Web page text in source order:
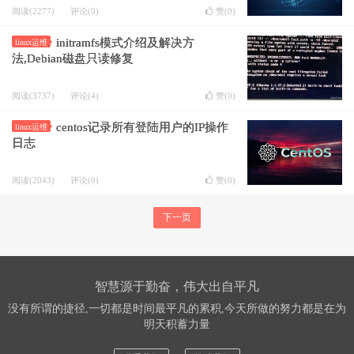
阅读(2277) 评论(0) 赞(0)
linux运维
initramfs模式介绍及解决方
法,Debian磁盘只读修复
阅读(3737) 评论(4) 赞(0)
linux运维
centos记录所有登陆用户的IP操作
日志
阅读(2043) 评论(0) 赞(0)
下一页
智慧源于勤奋，伟大出自平凡
没有所谓的捷径,一切都是时间最平凡的累积,今天所做的努力都是在为
明天积蓄力量